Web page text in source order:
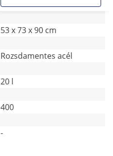
53 x 73 x 90 cm
Rozsdamentes acél
20 l
400
-